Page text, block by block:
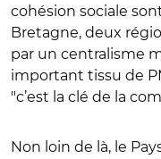
cohésion sociale
Bretagne, deux
par un centralisme
important tissu de
"c’est la clé de la
Non loin de là, le